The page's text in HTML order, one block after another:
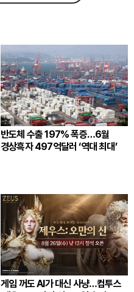
반도체 수출 197% 폭증…6월
경상흑자 497억달러 ‘역대 최대’
게임 꺼도 AI가 대신 사냥…컴투스